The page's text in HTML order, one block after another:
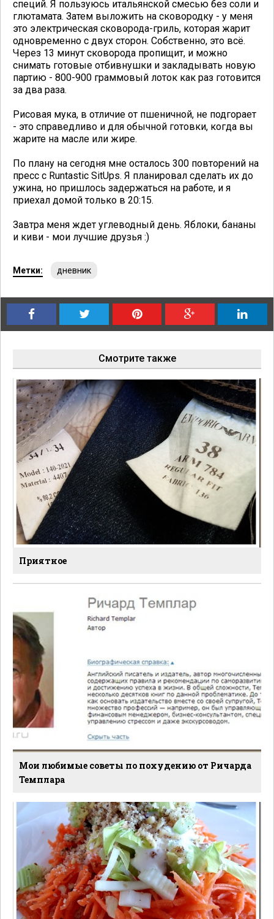
специй. Я пользуюсь итальянской смесью без соли и
глютамата. Затем выложить на сковородку - у меня
это электрическая сковорода-гриль, которая жарит
одновременно с двух сторон. Собственно, это всё.
Через 13 минут сковорода пропищит, и можно
снимать готовые отбивнушки и закладывать новую
партию - 800-900 граммовый лоток как раз готовится
за два раза.
Рисовая мука, в отличие от пшеничной, не подгорает
- это справедливо и для обычной готовки, когда вы
жарите на масле или жире.
По плану на сегодня мне осталось 300 повторений на
пресс с Runtastic SitUps. Я планировал сделать их до
ужина, но пришлось задержаться на работе, и я
приехал домой только в 20:15.
Завтра меня ждет углеводный день. Яблоки, бананы
и киви - мои лучшие друзья :)
Метки: дневник
Смотрите также
Приятное
Мои любимые советы по похудению от Ричарда
Темплара